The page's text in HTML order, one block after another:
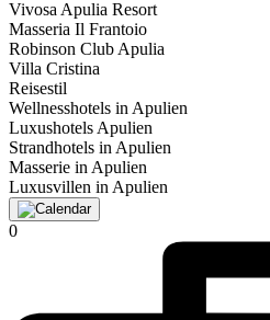
Vivosa Apulia Resort
Masseria Il Frantoio
Robinson Club Apulia
Villa Cristina
Reisestil
Wellnesshotels in Apulien
Luxushotels Apulien
Strandhotels in Apulien
Masserie in Apulien
Luxusvillen in Apulien
0